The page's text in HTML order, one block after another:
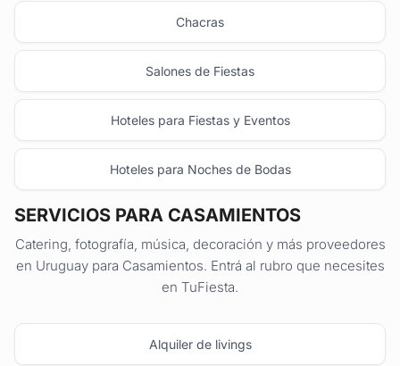
Chacras
Salones de Fiestas
Hoteles para Fiestas y Eventos
Hoteles para Noches de Bodas
SERVICIOS PARA CASAMIENTOS
Catering, fotografía, música, decoración y más proveedores
en Uruguay para Casamientos. Entrá al rubro que necesites
en TuFiesta.
Alquiler de livings